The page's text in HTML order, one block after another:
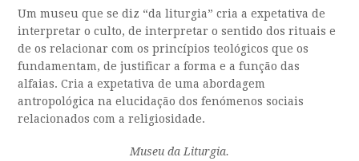
Um museu que se diz “da liturgia” cria a expetativa de
interpretar o culto, de interpretar o sentido dos rituais e
de os relacionar com os princípios teológicos que os
fundamentam, de justificar a forma e a função das
alfaias. Cria a expetativa de uma abordagem
antropológica na elucidação dos fenómenos sociais
relacionados com a religiosidade.
Museu da Liturgia.